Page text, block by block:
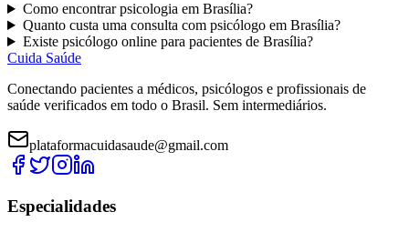
Como encontrarpsicologia em Brasília?
Quanto custa uma consulta com psicólogoem Brasília?
Existe psicólogoonline para pacientes de Brasília?
Cuida Saúde
Conectando pacientes a médicos, psicólogos e profissionais de
saúde verificados em todo o Brasil. Sem intermediários.
plataformacuidasaude@gmail.com
Especialidades